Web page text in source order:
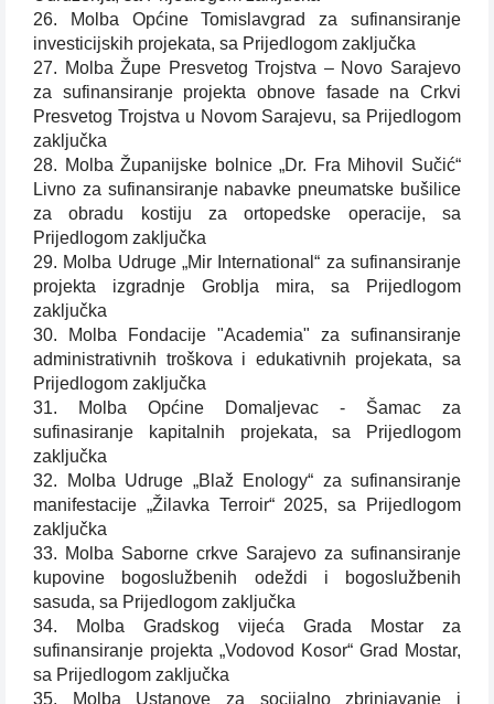
26. Molba Općine Tomislavgrad za sufinansiranje
investicijskih projekata, sa Prijedlogom zaključka
27. Molba Župe Presvetog Trojstva – Novo Sarajevo
za sufinansiranje projekta obnove fasade na Crkvi
Presvetog Trojstva u Novom Sarajevu, sa Prijedlogom
zaključka
28. Molba Županijske bolnice „Dr. Fra Mihovil Sučić“
Livno za sufinansiranje nabavke pneumatske bušilice
za obradu kostiju za ortopedske operacije, sa
Prijedlogom zaključka
29. Molba Udruge „Mir International“ za sufinansiranje
projekta izgradnje Groblja mira, sa Prijedlogom
zaključka
30. Molba Fondacije "Academia" za sufinansiranje
administrativnih troškova i edukativnih projekata, sa
Prijedlogom zaključka
31. Molba Općine Domaljevac - Šamac za
sufinasiranje kapitalnih projekata, sa Prijedlogom
zaključka
32. Molba Udruge „Blaž Enology“ za sufinansiranje
manifestacije „Žilavka Terroir“ 2025, sa Prijedlogom
zaključka
33. Molba Saborne crkve Sarajevo za sufinansiranje
kupovine bogoslužbenih odeždi i bogoslužbenih
sasuda, sa Prijedlogom zaključka
34. Molba Gradskog vijeća Grada Mostar za
sufinansiranje projekta „Vodovod Kosor“ Grad Mostar,
sa Prijedlogom zaključka
35. Molba Ustanove za socijalno zbrinjavanje i